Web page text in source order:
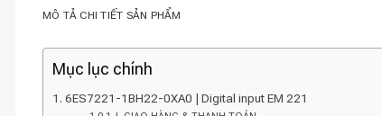
MÔ TẢ CHI TIẾT SẢN PHẨM
Mục lục chính
6ES7221-1BH22-0XA0 | Digital input EM 221